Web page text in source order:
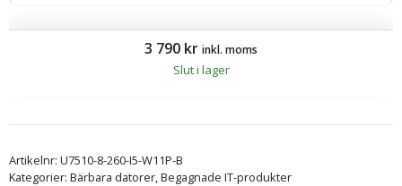
3 790 kr inkl. moms
Slut i lager
Artikelnr: U7510-8-260-I5-W11P-B
Kategorier: Bärbara datorer,Begagnade IT-produkter